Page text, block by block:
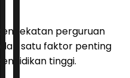
perguruan
satu faktor penting
tinggi.